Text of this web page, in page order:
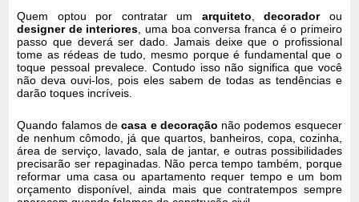
Quem optou por contratar um arquiteto ,decoradorou
designer de interiores , uma boa conversa franca é o primeiro
passo que deverá ser dado. Jamais deixe que o profissional
tome as rédeas de tudo, mesmo porque é fundamental que o
toque pessoal prevalece. Contudo isso não significa que você
não deva ouvi-los, pois eles sabem de todas as tendências e
darão toques incríveis.
Quando falamos decasa e decoração não podemos esquecer
de nenhum cômodo, já que quartos, banheiros, copa, cozinha,
área de serviço, lavado, sala de jantar, e outras possibilidades
precisarão ser repaginadas. Não perca tempo também, porque
reformar uma casa ou apartamento requer tempo e um bom
orçamento disponível, ainda mais que contratempos sempre